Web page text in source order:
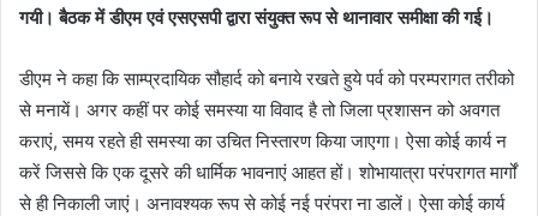
गयी। बैठक में डीएम एवं एसएसपी द्वारा संयुक्त रूप से थानावार समीक्षा की गई।
डीएम ने कहा कि साम्प्रदायिक सौहार्द को बनाये रखते हुये पर्व को परम्परागत तरीको
से मनायें। अगर कहीं पर कोई समस्या या विवाद है तो जिला प्रशासन को अवगत
कराएं, समय रहते ही समस्या का उचित निस्तारण किया जाएगा। ऐसा कोई कार्य न
करें जिससे कि एक दूसरे की धार्मिक भावनाएं आहत हों। शोभायात्रा परंपरागत मार्गों
से ही निकाली जाएं। अनावश्यक रूप से कोई नई परंपरा ना डालें। ऐसा कोई कार्य